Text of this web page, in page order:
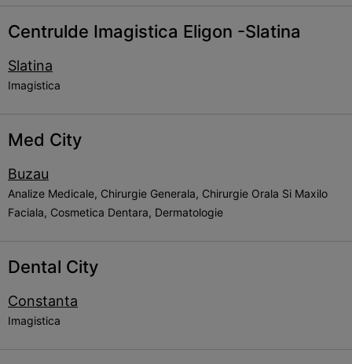
Centrulde Imagistica Eligon -Slatina
Slatina
Imagistica
Med City
Buzau
Analize Medicale, Chirurgie Generala, Chirurgie Orala Si Maxilo
Faciala, Cosmetica Dentara, Dermatologie
Dental City
Constanta
Imagistica